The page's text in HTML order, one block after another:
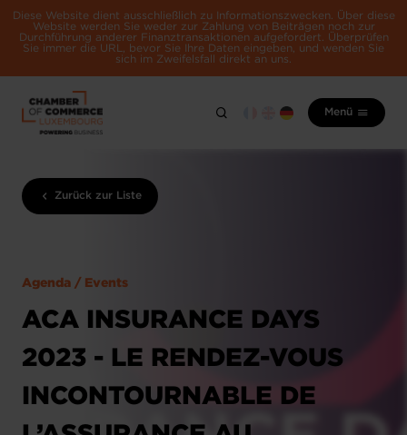
Diese Website dient ausschließlich zu Informationszwecken. Über diese
Website werden Sie weder zur Zahlung von Beiträgen noch zur
Durchführung anderer Finanztransaktionen aufgefordert. Überprüfen
Sie immer die URL, bevor Sie Ihre Daten eingeben, und wenden Sie
sich im Zweifelsfall direkt an uns.
Menü
Zurück zur Liste
Agenda / Events
ACA INSURANCE DAYS
2023 - LE RENDEZ-VOUS
INCONTOURNABLE DE